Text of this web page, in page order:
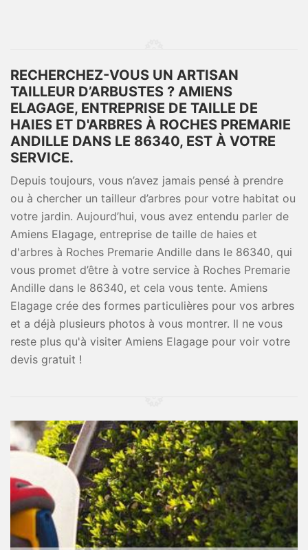
RECHERCHEZ-VOUS UN ARTISAN
TAILLEUR D’ARBUSTES ? AMIENS
ELAGAGE, ENTREPRISE DE TAILLE DE
HAIES ET D'ARBRES À ROCHES PREMARIE
ANDILLE DANS LE 86340, EST À VOTRE
SERVICE.
Depuis toujours, vous n’avez jamais pensé à prendre
ou à chercher un tailleur d’arbres pour votre habitat ou
votre jardin. Aujourd’hui, vous avez entendu parler de
Amiens Elagage, entreprise de taille de haies et
d'arbres à Roches Premarie Andille dans le 86340, qui
vous promet d’être à votre service à Roches Premarie
Andille dans le 86340, et cela vous tente. Amiens
Elagage crée des formes particulières pour vos arbres
et a déjà plusieurs photos à vous montrer. Il ne vous
reste plus qu'à visiter Amiens Elagage pour voir votre
devis gratuit !